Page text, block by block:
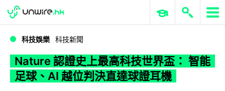
WWDC 2026 ERP 與商業 AI
科技娛樂 科技新聞
Nature 認證史上最高科技世界盃： 智能
足球、AI 越位判決直達球證耳機